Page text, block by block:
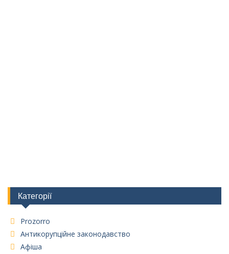
Категорії
Prozorro
Антикорупційне законодавство
Афіша